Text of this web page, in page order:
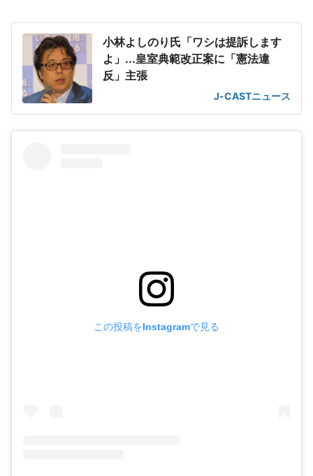
小林よしのり氏「ワシは提訴します
よ」...皇室典範改正案に「憲法違
反」主張
J-CASTニュース
この投稿をInstagramで見る